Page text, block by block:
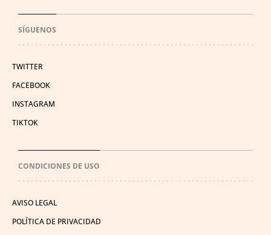
SÍGUENOS
TWITTER
FACEBOOK
INSTAGRAM
TIKTOK
CONDICIONES DE USO
AVISO LEGAL
POLÍTICA DE PRIVACIDAD